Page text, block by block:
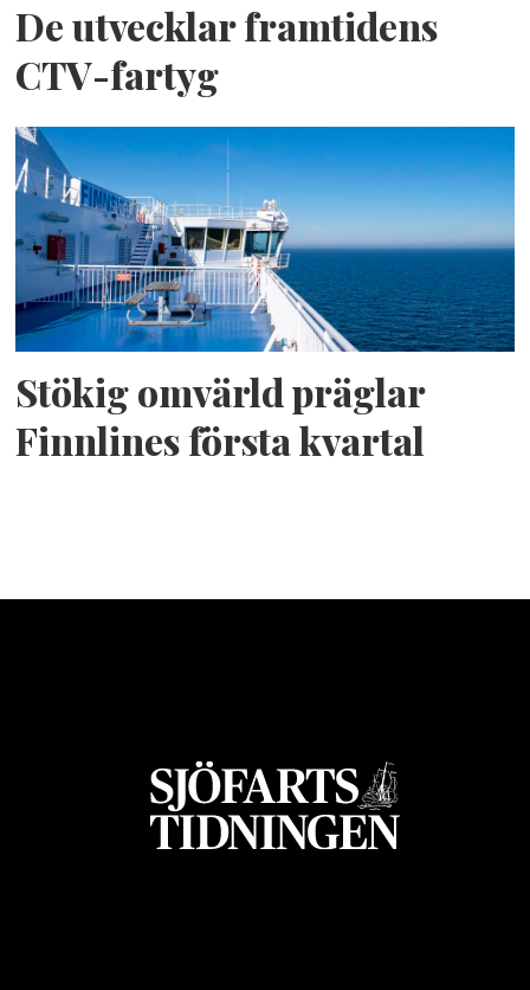
De utvecklar framtidens
CTV-fartyg
Stökig omvärld präglar
Finnlines första kvartal